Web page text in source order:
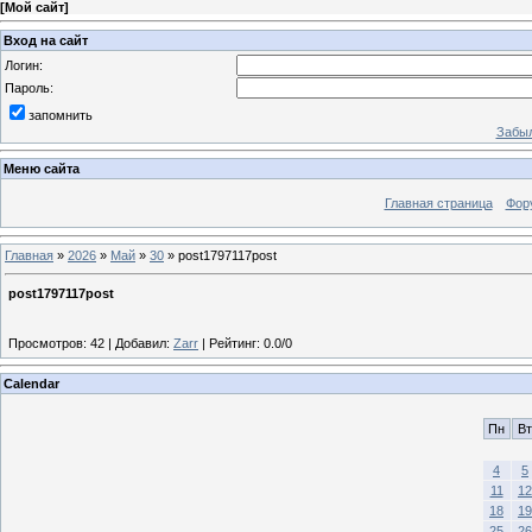
[Мой сайт]
Вход на сайт
Логин:
Пароль:
запомнить
Меню сайта
Главная страница
Главная » 2026 » Май » 30 » post1797117post
post1797117post
Просмотров: 42 | Добавил: Zarr | Рейтинг: 0.0/0
Calendar
Пн Вт
4
5
11
12
18
19